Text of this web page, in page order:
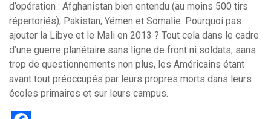
d’opération : Afghanistan bien entendu (au moins 500 tirs
répertoriés), Pakistan, Yémen et Somalie. Pourquoi pas
ajouter la Libye et le Mali en 2013 ? Tout cela dans le cadre
d’une guerre planétaire sans ligne de front ni soldats, sans
trop de questionnements non plus, les Américains étant
avant tout préoccupés par leurs propres morts dans leurs
écoles primaires et sur leurs campus.